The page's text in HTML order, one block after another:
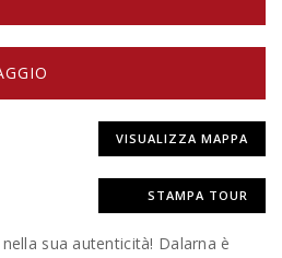
VISUALIZZA MAPPA
STAMPA TOUR
nella sua autenticità! Dalarna è